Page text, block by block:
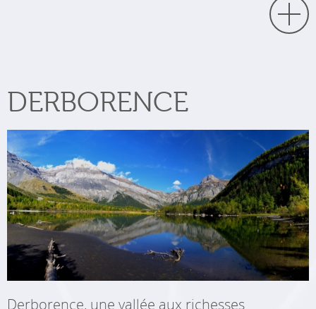
DERBORENCE
Derborence, une vallée aux richesses